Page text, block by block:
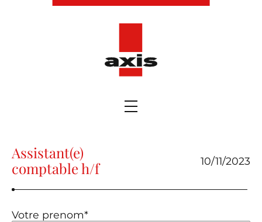
Assistant(e)
comptable h/f
10/11/2023
Votre prenom*